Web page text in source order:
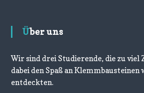
Über uns
Wir sind drei Studierende, die zu viel
dabei den Spaß an Klemmbausteinen
entdeckten.